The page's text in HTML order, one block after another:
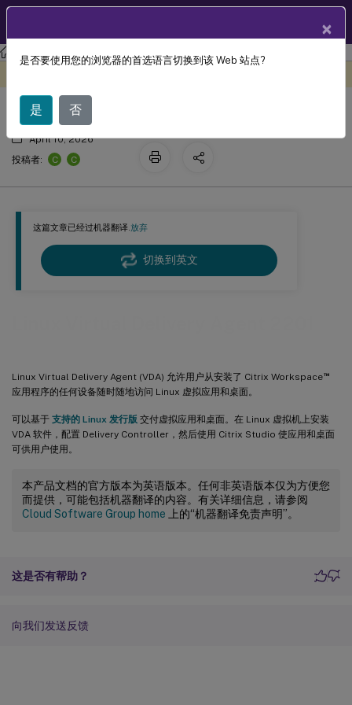
Linux 虚拟投递代理 Linux Virtual Delivery Agent 2201
这篇文章已经过机器翻译.放弃
切换到英文
Linux Virtual Delivery Agent (VDA) 允许用户从安装了 Citrix Workspace™
应用程序的任何设备随时随地访问 Linux 虚拟应用和桌面。
可以基于 支持的 Linux 发行版 交付虚拟应用和桌面。在 Linux 虚拟机上安装
VDA 软件，配置 Delivery Controller，然后使用 Citrix Studio 使应用和桌面
可供用户使用。
本产品文档的官方版本为英语版本。任何非英语版本仅为方便您
而提供，可能包括机器翻译的内容。有关详细信息，请参阅
Cloud Software Group home 上的“机器翻译免责声明”。
这是否有帮助？
向我们发送反馈
Linux Virtual Delivery Agent 2201
April 10, 2026
投稿者:
C C
×
是否要使用您的浏览器的首选语言切换到该 Web 站点?
是 否